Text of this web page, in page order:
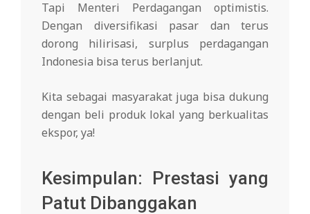
Tapi Menteri Perdagangan optimistis.
Dengan diversifikasi pasar dan terus
dorong hilirisasi, surplus perdagangan
Indonesia bisa terus berlanjut.
Kita sebagai masyarakat juga bisa dukung
dengan beli produk lokal yang berkualitas
ekspor, ya!
Kesimpulan: Prestasi yang
Patut Dibanggakan